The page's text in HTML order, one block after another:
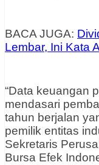
BACA JUGA:
Lembar, Ini Kata
“Data keuangan
mendasari
tahun berjalan
pemilik entitas
Sekretaris
Bursa Efek